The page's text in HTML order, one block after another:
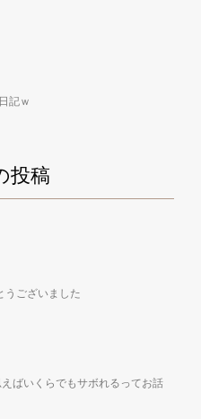
記ｗ
投稿
うございました
ばいくらでもサボれるってお話